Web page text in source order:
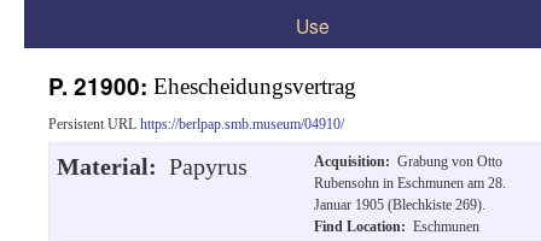
Use
P. 21900: Ehescheidungsvertrag
Persistent URL https://berlpap.smb.museum/04910/
Material: Papyrus Acquisition: Grabung von Otto
Rubensohn in Eschmunen am 28.
Januar 1905 (Blechkiste 269).
Find Location: Eschmunen